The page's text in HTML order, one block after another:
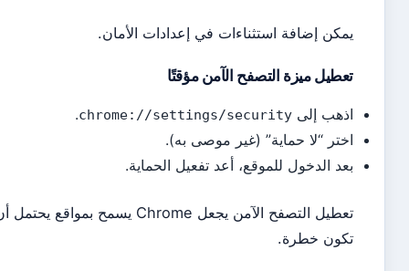
إضافة استثناءات في إعدادات الأمان.
ميزة التصفح الآمن مؤقتًا
إلى chrome://settings/security
.
“لا حماية” (غير موصى به).
الدخول للموقع، أعد تفعيل الحماية.
تعطيل التصفح الآمن يجعل Chrome يسمح بمواقع يحتمل أن
خطرة.